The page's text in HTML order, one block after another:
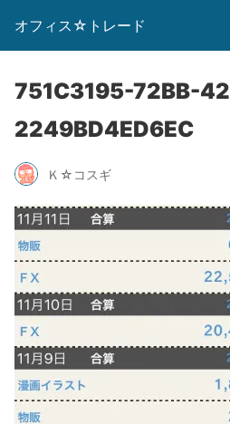
オフィス☆トレード
751C3195-72BB-
2249BD4ED6EC
Ｋ☆コスギ